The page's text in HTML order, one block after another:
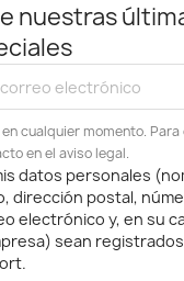
nuestras
cualquier momento.
en el aviso legal.
datos personales
dirección postal,
electrónico y, en su
sean